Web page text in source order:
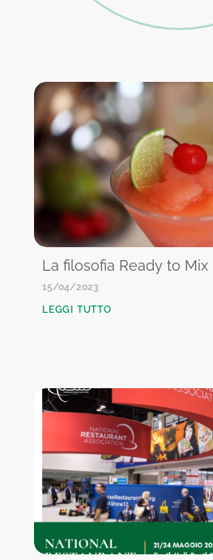
La filosofia Ready to Mix
15/04/2023
LEGGI TUTTO